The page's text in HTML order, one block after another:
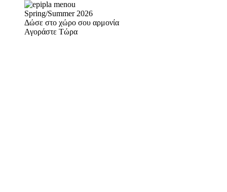
Spring/Summer 2026
Δώσε στο χώρο σου αρμονία
Αγοράστε Τώρα